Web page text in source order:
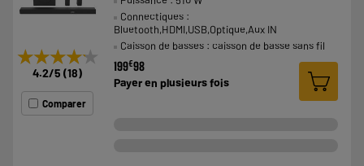
★★★★★
★★★★★
4.2/5 (18)
Comparer
Connectiques :
Bluetooth,HDMI,USB,Optique,Aux IN
Caisson de basses : caisson de basse sans fil
199€98
Payer enplusieurs fois